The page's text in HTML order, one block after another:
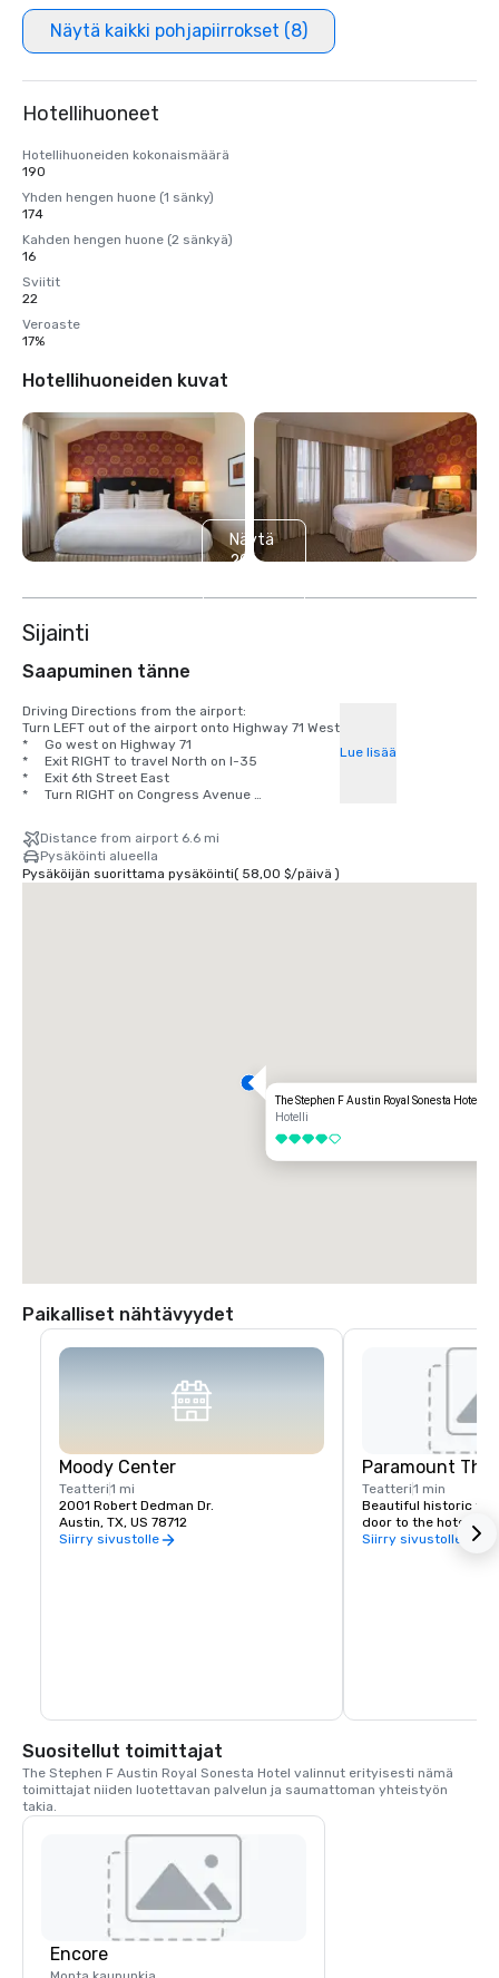
Näytä kaikki pohjapiirrokset (8)
Hotellihuoneet
Hotellihuoneiden kokonaismäärä
190
Yhden hengen huone (1 sänky)
174
Kahden hengen huone (2 sänkyä)
16
Sviitit
22
Veroaste
17%
Hotellihuoneiden kuvat
Näytä
20
Sijainti
Saapuminen tänne
Driving Directions from the airport:
Turn LEFT out of the airport onto Highway 71 West
*     Go west on Highway 71
*     Exit RIGHT to travel North on I-35
*     Exit 6th Street East
*     Turn RIGHT on Congress Avenue
Lue lisää
Distance from airport 6.6 mi
Pysäköinti alueella
Pysäköijän suorittama pysäköinti( 58,00 $/päivä )
The Stephen F Austin Royal Sonesta Hotel
Hotelli
4 / 5
Paikalliset nähtävyydet
Moody Center
Teatteri1 mi
2001 Robert Dedman Dr.
Austin, TX, US 78712
Siirry sivustolle
Paramount
Teatteri1 min
Beautiful historic
door to the hotel.
Siirry sivustolle
Suositellut toimittajat
The Stephen F Austin Royal Sonesta Hotel valinnut erityisesti nämä
toimittajat niiden luotettavan palvelun ja saumattoman yhteistyön
takia.
Encore